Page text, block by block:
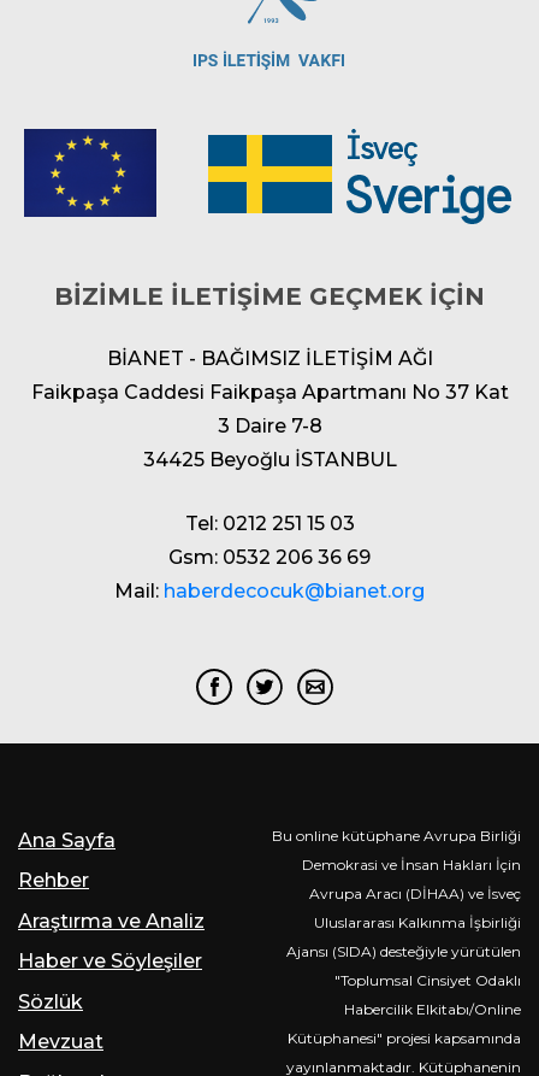
BİZİMLE İLETİŞİME GEÇMEK İÇİN
BİANET - BAĞIMSIZ İLETİŞİM AĞI
Faikpaşa Caddesi Faikpaşa Apartmanı No 37 Kat
3 Daire 7-8
34425 Beyoğlu İSTANBUL
Tel: 0212 251 15 03
Gsm: 0532 206 36 69
Mail: haberdecocuk@bianet.org
Ana Sayfa
Rehber
Araştırma ve Analiz
Haber ve Söyleşiler
Sözlük
Mevzuat
Bu online kütüphane Avrupa Birliği
Demokrasi ve İnsan Hakları İçin
Avrupa Aracı (DİHAA) ve İsveç
Uluslararası Kalkınma İşbirliği
Ajansı (SIDA) desteğiyle yürütülen
"Toplumsal Cinsiyet Odaklı
Habercilik Elkitabı/Online
Kütüphanesi" projesi kapsamında
yayınlanmaktadır. Kütüphanenin